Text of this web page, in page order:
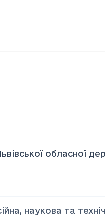
обласної
наукова та